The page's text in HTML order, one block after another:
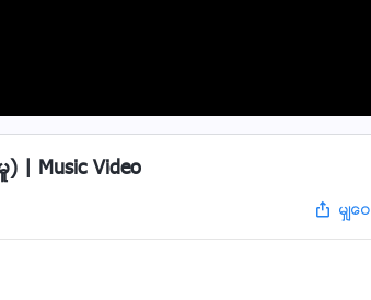
| Music Video
မွ်ေ